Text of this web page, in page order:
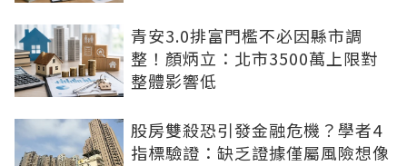
青安3.0排富門檻不必因縣市調
整！顏炳立：北市3500萬上限對
整體影響低
股房雙殺恐引發金融危機？學者4
指標驗證：缺乏證據僅屬風險想像